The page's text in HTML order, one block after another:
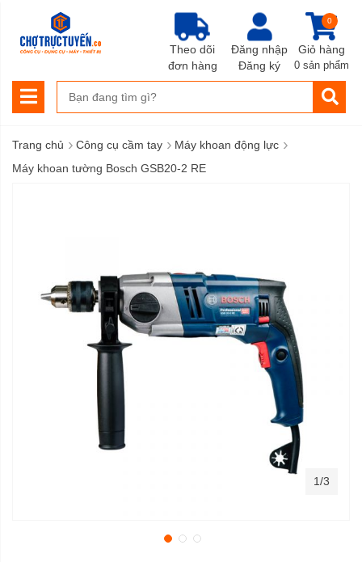
Đăng nhập
Đăng ký
Giỏ hàng
0
0 sản phẩm
Theo dõi
đơn hàng
Trang chủ › Công cụ cầm tay › Máy khoan động lực ›
Máy khoan tường Bosch GSB20-2 RE
1/3